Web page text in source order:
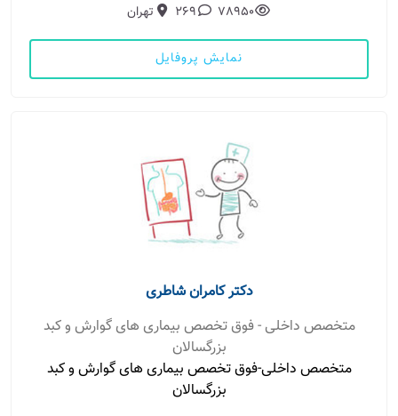
78950
269 تهران
نمایش پروفایل
دکتر کامران شاطری
متخصص داخلی - فوق تخصص بیماری های گوارش و کبد
بزرگسالان
متخصص داخلی-فوق تخصص بیماری های گوارش و کبد
بزرگسالان